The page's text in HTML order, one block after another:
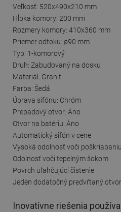
Veľkosť: 520x490x210 mm
Hĺbka komory: 200 mm
Rozmery komory: 410x360 mm
Priemer odtoku: ø90 mm
Typ: 1-komorový
Druh: Zabudovaný na dosku
Materiál: Granit
Farba: Šedá
Úprava sifónu: Chróm
Prepadový otvor: Áno
Otvor na batériu: Áno
Automatický sifón v cene
Vysoká odolnosť voči
Odolnosť voči tepelným šokom
Povrch uľahčujúci čistenie
Jeden dodatočný predvŕtaný
Inovatívne riešenia